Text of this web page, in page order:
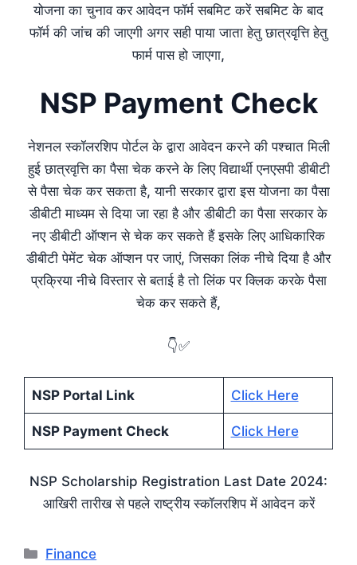
योजना का चुनाव कर आवेदन फॉर्म सबमिट करें सबमिट के बाद
फॉर्म की जांच की जाएगी अगर सही पाया जाता हेतु छात्रवृत्ति हेतु
फार्म पास हो जाएगा,
NSP Payment Check
नेशनल स्कॉलरशिप पोर्टल के द्वारा आवेदन करने की पश्चात मिली
हुई छात्रवृत्ति का पैसा चेक करने के लिए विद्यार्थी एनएसपी डीबीटी
से पैसा चेक कर सकता है, यानी सरकार द्वारा इस योजना का पैसा
डीबीटी माध्यम से दिया जा रहा है और डीबीटी का पैसा सरकार के
नए डीबीटी ऑप्शन से चेक कर सकते हैं इसके लिए आधिकारिक
डीबीटी पेमेंट चेक ऑप्शन पर जाएं, जिसका लिंक नीचे दिया है और
प्रक्रिया नीचे विस्तार से बताई है तो लिंक पर क्लिक करके पैसा
चेक कर सकते हैं,
👇✅
NSP Portal Link Click Here
NSP Payment Check Click Here
NSP Scholarship Registration Last Date 2024:
आखिरी तारीख से पहले राष्ट्रीय स्कॉलरशिप में आवेदन करें
Categories
Finance